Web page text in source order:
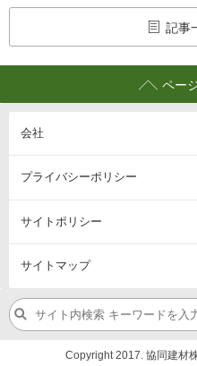
記事
ペー
会社
プライバシーポリシー
サイトポリシー
サイトマップ
Copyright 2017. 協同建材